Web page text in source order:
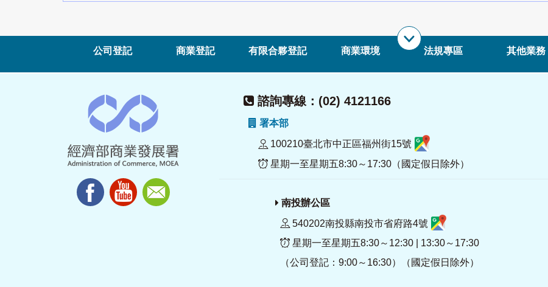
公司登記 商業登記 有限合夥登記 商業環境 法規專區 其他業務
諮詢專線：(02) 4121166
署本部
100210臺北市中正區福州街15號
星期一至星期五8:30～17:30（國定假日除外）
南投辦公區
540202南投縣南投市省府路4號
星期一至星期五8:30～12:30 | 13:30～17:30
（公司登記：9:00～16:30）（國定假日除外）